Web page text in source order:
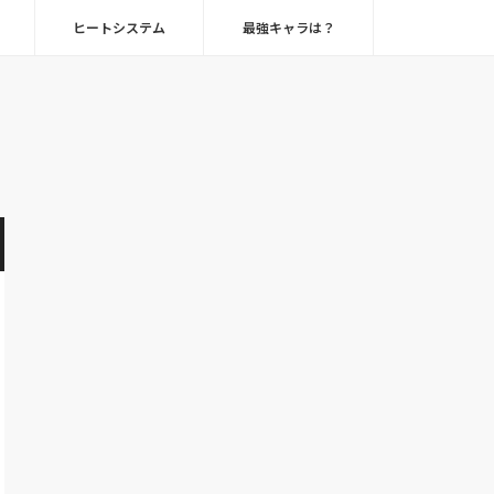
ヒートシステム 最強キャラは？